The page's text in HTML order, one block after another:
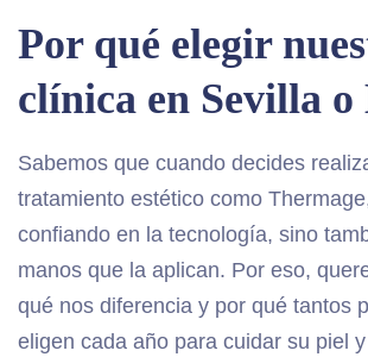
Por qué elegir
clínica en Sevilla
Sabemos que cuando decides
tratamiento estético como
confiando en la tecnología, sino
manos que la aplican. Por eso,
qué nos diferencia y por qué tantos
eligen cada año para cuidar su piel